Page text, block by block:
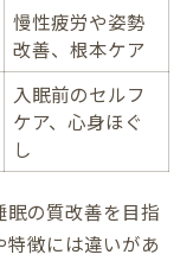
組み合わせ術
ミングとは
レッチ体験
見表
トレッチ法
レッチ実践
夜の過ごし方
慢性疲労や姿勢
改善、根本ケア
入眠前のセルフ
ケア、心身ほぐ
し
の質改善を目指
徴には違いがあ